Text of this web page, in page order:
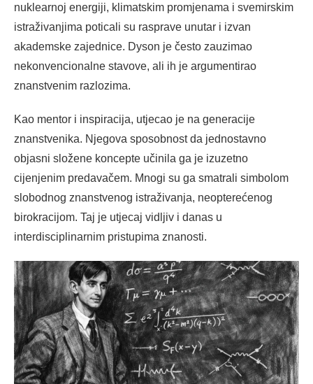
nuklearnoj energiji, klimatskim promjenama i svemirskim
istraživanjima poticali su rasprave unutar i izvan
akademske zajednice. Dyson je često zauzimao
nekonvencionalne stavove, ali ih je argumentirao
znanstvenim razlozima.
Kao mentor i inspiracija, utjecao je na generacije
znanstvenika. Njegova sposobnost da jednostavno
objasni složene koncepte učinila ga je izuzetno
cijenjenim predavačem. Mnogi su ga smatrali simbolom
slobodnog znanstvenog istraživanja, neopterećenog
birokracijom. Taj je utjecaj vidljiv i danas u
interdisciplinarnim pristupima znanosti.